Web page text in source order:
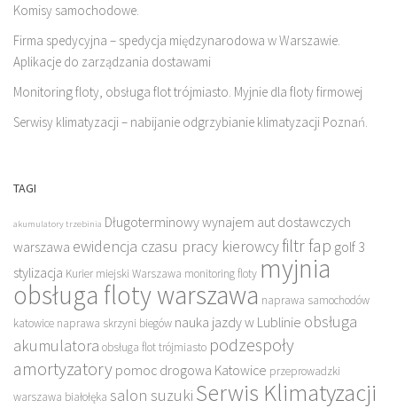
Komisy samochodowe.
Firma spedycyjna – spedycja międzynarodowa w Warszawie.
Aplikacje do zarządzania dostawami
Monitoring floty, obsługa flot trójmiasto. Myjnie dla floty firmowej
Serwisy klimatyzacji – nabijanie odgrzybianie klimatyzacji Poznań.
TAGI
akumulatory trzebinia Długoterminowy wynajem aut dostawczych
warszawa ewidencja czasu pracy kierowcyfiltr fap golf 3
stylizacja Kurier miejski Warszawa monitoring floty myjnia
obsługa floty warszawa naprawa samochodów
katowice naprawa skrzyni biegów nauka jazdy w Lublinie obsługa
akumulatora obsługa flot trójmiasto podzespoły
amortyzatory pomoc drogowa Katowice przeprowadzki
warszawa białołęka salon suzuki Serwis Klimatyzacji